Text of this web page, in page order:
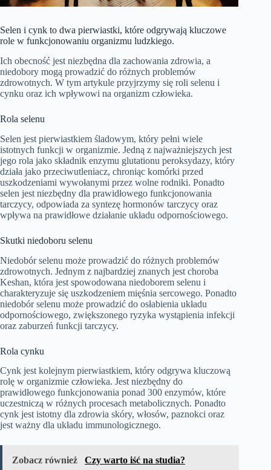
Selen i cynk to dwa pierwiastki, które odgrywają kluczowe
role w funkcjonowaniu organizmu ludzkiego.
Ich obecność jest niezbędna dla zachowania zdrowia, a
niedobory mogą prowadzić do różnych problemów
zdrowotnych. W tym artykule przyjrzymy się roli selenu i
cynku oraz ich wpływowi na organizm człowieka.
Rola selenu
Selen jest pierwiastkiem śladowym, który pełni wiele
istotnych funkcji w organizmie. Jedną z najważniejszych jest
jego rola jako składnik enzymu glutationu peroksydazy, który
działa jako przeciwutleniacz, chroniąc komórki przed
uszkodzeniami wywołanymi przez wolne rodniki. Ponadto
selen jest niezbędny dla prawidłowego funkcjonowania
tarczycy, odpowiada za syntezę hormonów tarczycy oraz
wpływa na prawidłowe działanie układu odpornościowego.
Skutki niedoboru selenu
Niedobór selenu może prowadzić do różnych problemów
zdrowotnych. Jednym z najbardziej znanych jest choroba
Keshan, która jest spowodowana niedoborem selenu i
charakteryzuje się uszkodzeniem mięśnia sercowego. Ponadto
niedobór selenu może prowadzić do osłabienia układu
odpornościowego, zwiększonego ryzyka wystąpienia infekcji
oraz zaburzeń funkcji tarczycy.
Rola cynku
Cynk jest kolejnym pierwiastkiem, który odgrywa kluczową
rolę w organizmie człowieka. Jest niezbędny do
prawidłowego funkcjonowania ponad 300 enzymów, które
uczestniczą w różnych procesach metabolicznych. Ponadto
cynk jest istotny dla zdrowia skóry, włosów, paznokci oraz
jest ważny dla układu immunologicznego.
Zobacz również Czy warto iść na studia?